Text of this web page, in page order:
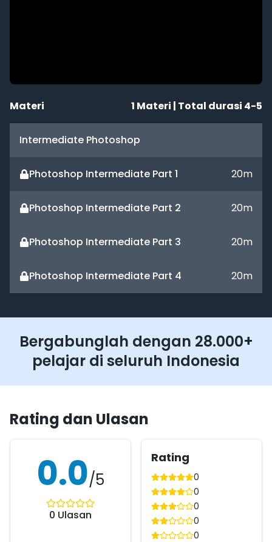
Materi 1 Materi | Total durasi 4-5
Intermediate Photoshop
Photoshop Intermediate Part 1 20m
Photoshop Intermediate Part 2 20m
Photoshop Intermediate Part 3 20m
Photoshop Intermediate Part 4 20m
Bergabunglah dengan 28.000+
pelajar di seluruh Indonesia
Rating dan Ulasan
0.0/5
0 Ulasan
Rating
0
0
0
0
0